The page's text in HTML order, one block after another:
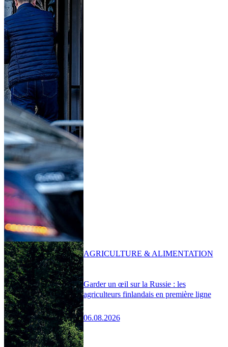
Garder un œil sur la Russie : les
agriculteurs finlandais en première ligne
06.08.2026
AGRICULTURE & ALIMENTATION